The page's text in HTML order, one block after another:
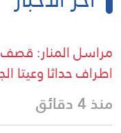
مراسل المنار:
اطراف حداثا وعيتا
منذ 4 دقائق